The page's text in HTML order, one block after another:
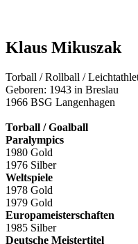
Klaus Mikuszak
Torball / Rollball /
Geboren: 1943 in Breslau
1966 BSG Langenhagen
Torball / Goalball
Paralympics
1980 Gold
1976 Silber
Weltspiele
1978 Gold
1979 Gold
Europameisterschaften
1985 Silber
Deutsche Meistertitel